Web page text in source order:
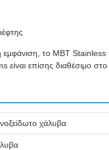
εμφάνιση, το MBT
επίσης διαθέσιμο
χάλυβα